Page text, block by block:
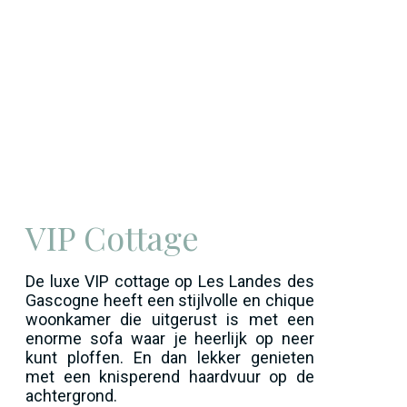
VIP Cottage
De luxe VIP cottage op Les Landes des
Gascogne heeft een stijlvolle en chique
woonkamer die uitgerust is met een
enorme sofa waar je heerlijk op neer
kunt ploffen. En dan lekker genieten
met een knisperend haardvuur op de
achtergrond.